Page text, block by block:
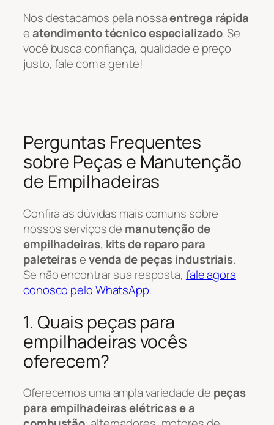
Nos destacamos pela nossaentrega rápida
eatendimento técnico especializado. Se
você busca confiança, qualidade e preço
justo, fale com a gente!
Perguntas Frequentes
sobre Peças e Manutenção
de Empilhadeiras
Confira as dúvidas mais comuns sobre
nossos serviços de manutenção de
empilhadeiras, kits de reparo para
paleteirasevenda de peças industriais.
Se não encontrar sua resposta, fale agora
conosco pelo WhatsApp.
1. Quais peças para
empilhadeiras vocês
oferecem?
Oferecemos uma ampla variedade de peças
para empilhadeiras elétricas e a